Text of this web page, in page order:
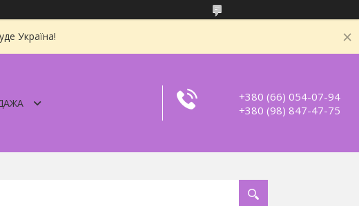
Україна!
+380 (66) 054-07-94
+380 (98) 847-47-75